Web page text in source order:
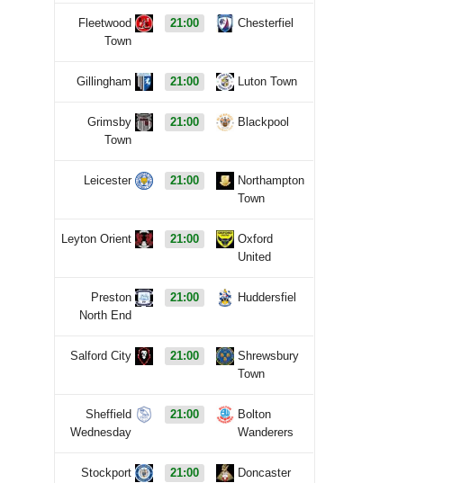
Fleetwood
Town
21:00 Chesterfiel
Gillingham 21:00 Luton Town
Grimsby
Town
21:00 Blackpool
Leicester 21:00
Northampton
Town
Leyton Orient 21:00
Oxford
United
Preston
North End
21:00 Huddersfiel
Salford City 21:00
Shrewsbury
Town
Sheffield
Wednesday
21:00
Bolton
Wanderers
Stockport
21:00
Doncaster